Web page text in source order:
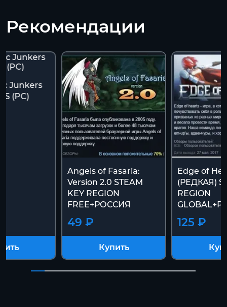
Рекомендации
Junkers
(PC)
Angels of Fasaria:
Version 2.0 STEAM
KEY REGION
FREE+РОССИЯ
49 ₽
Купить
Edge of
(РЕДКАЯ)
REGION
125 ₽